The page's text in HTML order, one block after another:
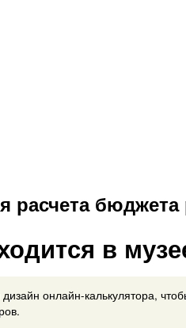
расчета
в
онлайн-калькулятора,